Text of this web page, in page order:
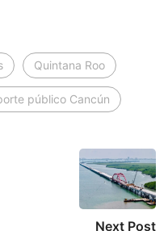
Quintana Roo
público Cancún
Next Post